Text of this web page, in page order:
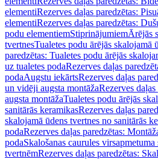
elementiRezerves daļas paredzētas:
elementiRezerves daļas paredzētas:
podu elementiemStiprinājumiemĀrējās
tvertnesTualetes podu ārējās skalojamā
paredzētas: Tualetes podu ārējās
uz tualetes podaRezerves daļas
podaAugstu iekārtsRezerves daļas
un vidēji augsta montāžaRezerves
augsta montāžaTualetes podu ārējās
sanitārās keramikasRezerves daļas
skalojamā ūdens tvertnes no sanitārās
podaRezerves daļas paredzētas:
podaSkalošanas caurules
tvertnēmRezerves daļas paredzētas: